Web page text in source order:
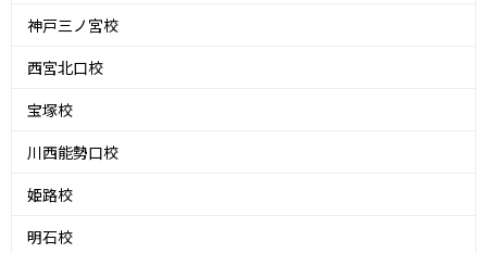
神戸三ノ宮校
西宮北口校
宝塚校
川西能勢口校
姫路校
明石校